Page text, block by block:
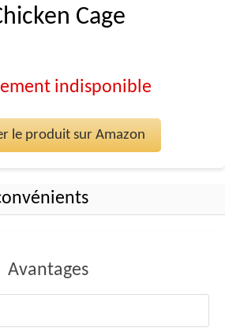
Cage
indisponible
le produit sur Amazon
Avantages